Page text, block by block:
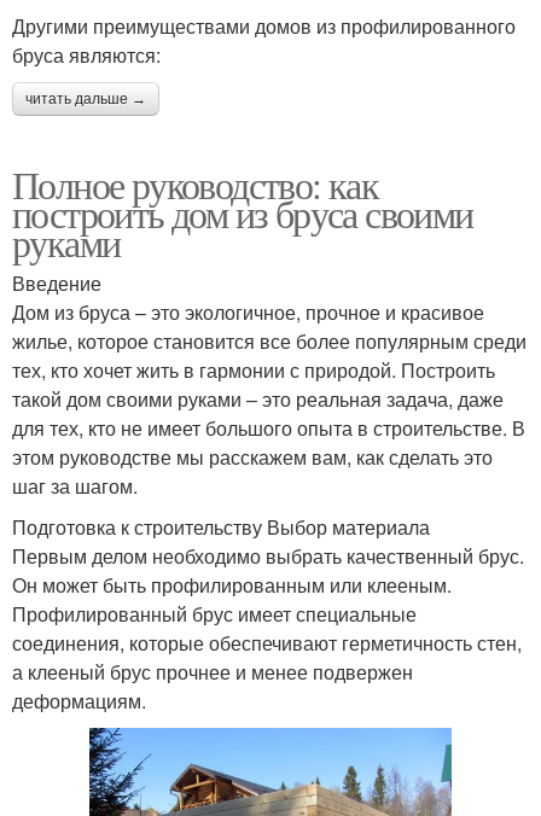
Другими преимуществами домов из профилированного
бруса являются:
читать дальше →
Полное руководство: как
построить дом из бруса своими
руками
Введение
Дом из бруса – это экологичное, прочное и красивое
жилье, которое становится все более популярным среди
тех, кто хочет жить в гармонии с природой. Построить
такой дом своими руками – это реальная задача, даже
для тех, кто не имеет большого опыта в строительстве. В
этом руководстве мы расскажем вам, как сделать это
шаг за шагом.
Подготовка к строительству Выбор материала
Первым делом необходимо выбрать качественный брус.
Он может быть профилированным или клееным.
Профилированный брус имеет специальные
соединения, которые обеспечивают герметичность стен,
а клееный брус прочнее и менее подвержен
деформациям.